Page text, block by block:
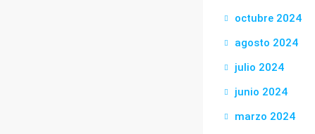
octubre 2024
agosto 2024
julio 2024
junio 2024
marzo 2024